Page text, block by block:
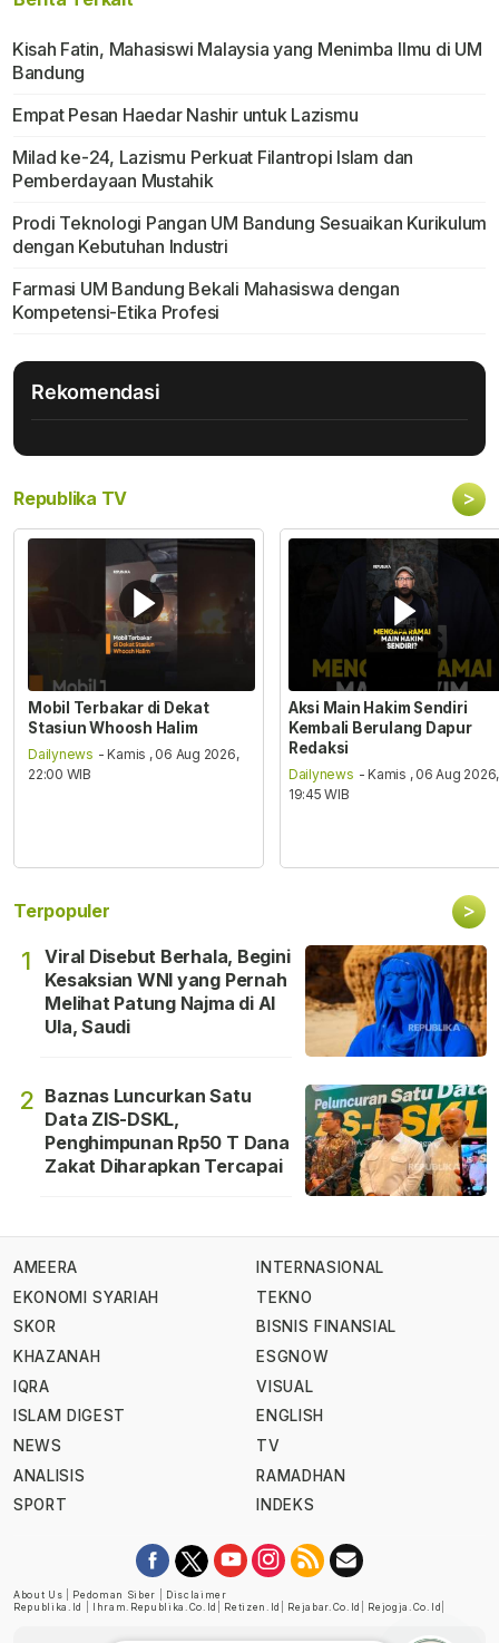
Kisah Fatin, Mahasiswi Malaysia yang Menimba Ilmu di UM
Bandung
Empat Pesan Haedar Nashir untuk Lazismu
Milad ke-24, Lazismu Perkuat Filantropi Islam dan
Pemberdayaan Mustahik
Prodi Teknologi Pangan UM Bandung Sesuaikan Kurikulum
dengan Kebutuhan Industri
Farmasi UM Bandung Bekali Mahasiswa dengan
Kompetensi-Etika Profesi
Rekomendasi
Republika TV >
Mobil Terbakar di Dekat
Stasiun Whoosh Halim
Dailynews - Kamis , 06 Aug 2026,
22:00 WIB
Aksi Main Hakim Sendiri
Kembali Berulang Dapur
Redaksi
Dailynews - Kamis , 06 Aug 2026,
19:45 WIB
Terpopuler >
1
Viral Disebut Berhala, Begini
Kesaksian WNI yang Pernah
Melihat Patung Najma di Al
Ula, Saudi
2 Baznas Luncurkan Satu
Data ZIS-DSKL,
Penghimpunan Rp50 T Dana
Zakat Diharapkan Tercapai
AMEERA
EKONOMI SYARIAH
SKOR
KHAZANAH
IQRA
ISLAM DIGEST
NEWS
ANALISIS
SPORT
INTERNASIONAL
TEKNO
BISNIS FINANSIAL
ESGNOW
VISUAL
ENGLISH
TV
RAMADHAN
INDEKS
About Us Pedoman Siber
Disclaimer
Republika.id
Ihram.republika.co.id Retizen.id Rejabar.co.id Rejogja.co.id